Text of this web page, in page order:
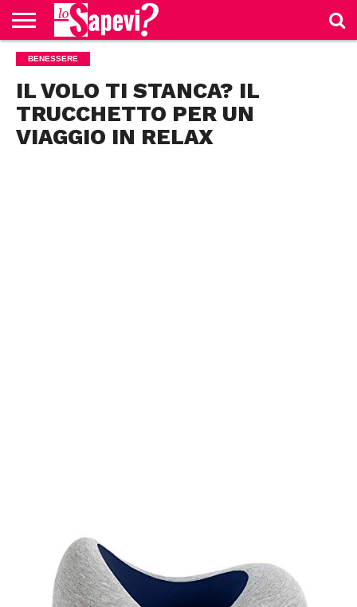
CURIOSITÀ
BENESSERE
GOSSIP
PRODOTTI
NEWS
CASA E
BENESSERE
IL VOLO TI STANCA? IL
TRUCCHETTO PER UN
VIAGGIO IN RELAX